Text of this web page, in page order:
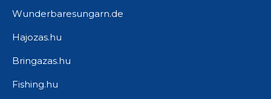
Wunderbaresungarn.de
Hajozas.hu
Bringazas.hu
Fishing.hu